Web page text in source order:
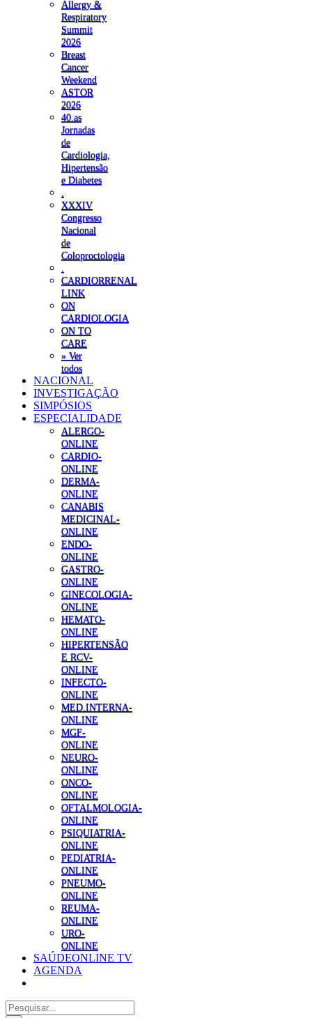
Allergy &
Respiratory
Summit
2026
Breast
Cancer
Weekend
ASTOR
2026
40.as
Jornadas
de
Cardiologia,
Hipertensão
e Diabetes
XXXIV
Congresso
Nacional
de
Coloproctologia
CARDIORRENAL
LINK
ON
CARDIOLOGIA
ON TO
CARE
» Ver
todos
NACIONAL
INVESTIGAÇÃO
SIMPÓSIOS
ESPECIALIDADE
ALERGO-
ONLINE
CARDIO-
ONLINE
DERMA-
ONLINE
CANABIS
MEDICINAL-
ONLINE
ENDO-
ONLINE
GASTRO-
ONLINE
GINECOLOGIA-
ONLINE
HEMATO-
ONLINE
HIPERTENSÃO
E RCV-
ONLINE
INFECTO-
ONLINE
MED.INTERNA-
ONLINE
MGF-
ONLINE
NEURO-
ONLINE
ONCO-
ONLINE
OFTALMOLOGIA-
ONLINE
PSIQUIATRIA-
ONLINE
PEDIATRIA-
ONLINE
PNEUMO-
ONLINE
REUMA-
ONLINE
URO-
ONLINE
SAÚDEONLINE TV
AGENDA
Pesquisar